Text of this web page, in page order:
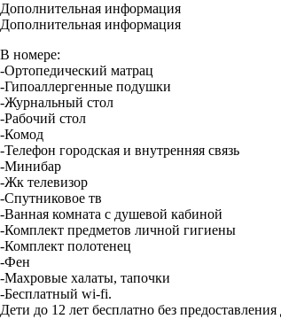
Дополнительная информация
Дополнительная информация
В номере:
-Ортопедический матрац
-Гипоаллергенные подушки
-Журнальный стол
-Рабочий стол
-Комод
-Телефон городская и внутренняя связь
-Минибар
-Жк телевизор
-Спутниковое тв
-Ванная комната с душевой кабиной
-Комплект предметов личной гигиены
-Комплект полотенец
-Фен
-Махровые халаты, тапочки
-Бесплатный wi-fi.
Дети до 12 лет бесплатно без